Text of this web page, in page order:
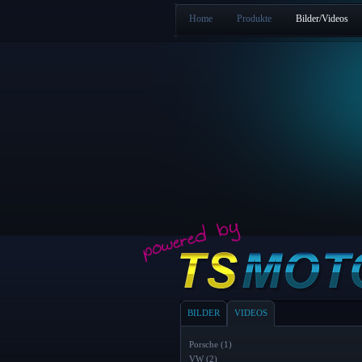
Home Produkte Bilder/Videos
BILDER VIDEOS
Porsche (1)
VW (2)